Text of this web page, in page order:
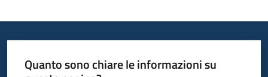
Quanto sono chiare le informazioni su